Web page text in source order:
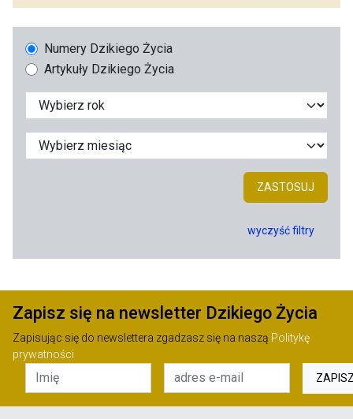
Numery Dzikiego Życia
Artykuły Dzikiego Życia
ZASTOSUJ
wyczyść filtry
Zapisz się na newsletter Dzikiego Życia
Zapisując się do newslettera zgadzasz się na naszą Politykę
prywatności